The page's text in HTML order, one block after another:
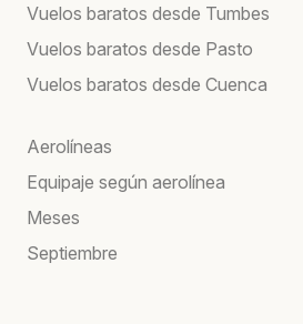
Vuelos baratos desde Tumbes
Vuelos baratos desde Pasto
Vuelos baratos desde Cuenca
Aerolíneas
Equipaje según aerolínea
Meses
Septiembre